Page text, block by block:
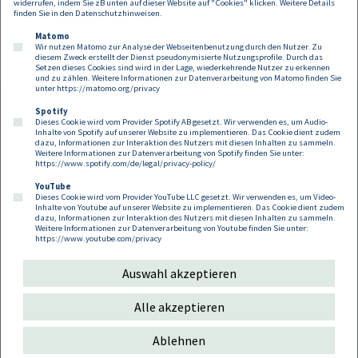
Footer
Kontakt Datenschutz
Impressum
Compliance
Cookies
widerrufen, indem Sie zB unten auf dieser Website auf "Cookies" klicken. Weitere Details
finden Sie in den Datenschutzhinweisen.
Matomo
Wir nutzen Matomo zur Analyse der Webseitenbenutzung durch den Nutzer. Zu
diesem Zweck erstellt der Dienst pseudonymisierte Nutzungsprofile. Durch das
Setzen dieses Cookies sind wird in der Lage, wiederkehrende Nutzer zu erkennen
und zu zählen. Weitere Informationen zur Datenverarbeitung von Matomo finden Sie
unter https://matomo.org/privacy
Spotify
Dieses Cookie wird vom Provider Spotify AB gesetzt. Wir verwenden es, um Audio-
Inhalte von Spotify auf unserer Website zu implementieren. Das Cookie dient zudem
dazu, Informationen zur Interaktion des Nutzers mit diesen Inhalten zu sammeln.
Weitere Informationen zur Datenverarbeitung von Spotify finden Sie unter:
https://www.spotify.com/de/legal/privacy-policy/
YouTube
Dieses Cookie wird vom Provider YouTube LLC gesetzt. Wir verwenden es, um Video-
Inhalte von Youtube auf unserer Website zu implementieren. Das Cookie dient zudem
dazu, Informationen zur Interaktion des Nutzers mit diesen Inhalten zu sammeln.
Weitere Informationen zur Datenverarbeitung von Youtube finden Sie unter:
https://www.youtube.com/privacy
Auswahl akzeptieren
Alle akzeptieren
Ablehnen
Follow us on:
Copyright 2026